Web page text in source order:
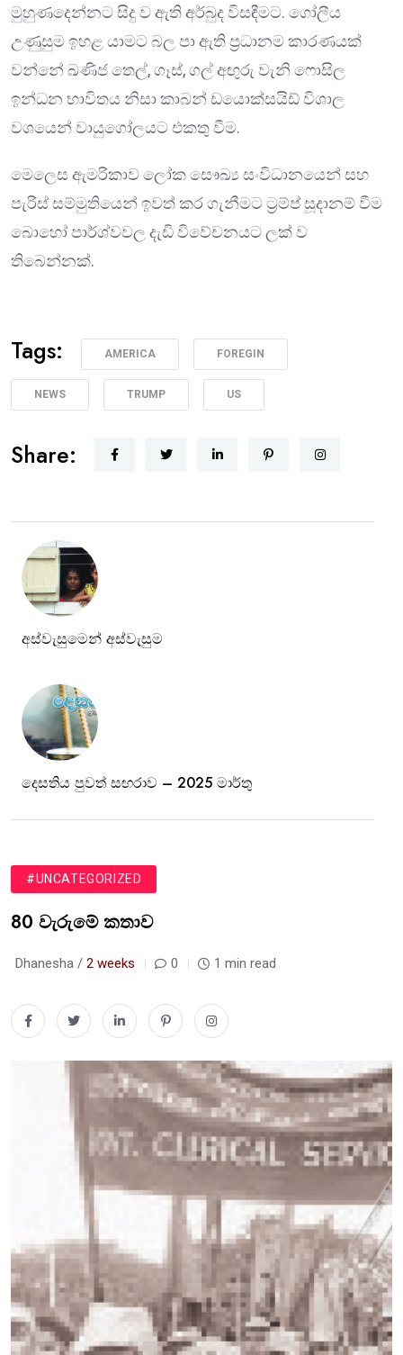
මුහුණදෙන්නට සිදු ව ඇති අර්බුද විසඳීමට. ගෝලීය
උණුසුම ඉහළ යාමට බල පා ඇති ප්‍රධානම කාරණයක්
වන්නේ ඛණිජ තෙල්, ගෑස්, ගල් අඟුරු වැනි ෆොසිල
ඉන්ධන භාවිතය නිසා කාබන් ඩයොක්සයිඩ් විශාල
වශයෙන් වායුගෝලයට එකතු වීම.
මෙලෙස ඇමරිකාව ලෝක සෞඛ්‍ය සංවිධානයෙන් සහ
පැරිස් සම්මුතියෙන් ඉවත් කර ගැනීමට ට්‍රම්ප් සූදානම් වීම
බොහෝ පාර්ශ්වවල දැඩි විවේචනයට ලක් ව
තිබෙන්නක්.
Tags: AMERICA FOREGIN
NEWS TRUMP US
Share:
අස්වැසුමෙන් අස්වැසුම
දෙසතිය පුවත් සඟරාව – 2025 මාර්තු
#UNCATEGORIZED
80 වැරුමේ කතාව
Dhanesha / 2 weeks 0 1 min read